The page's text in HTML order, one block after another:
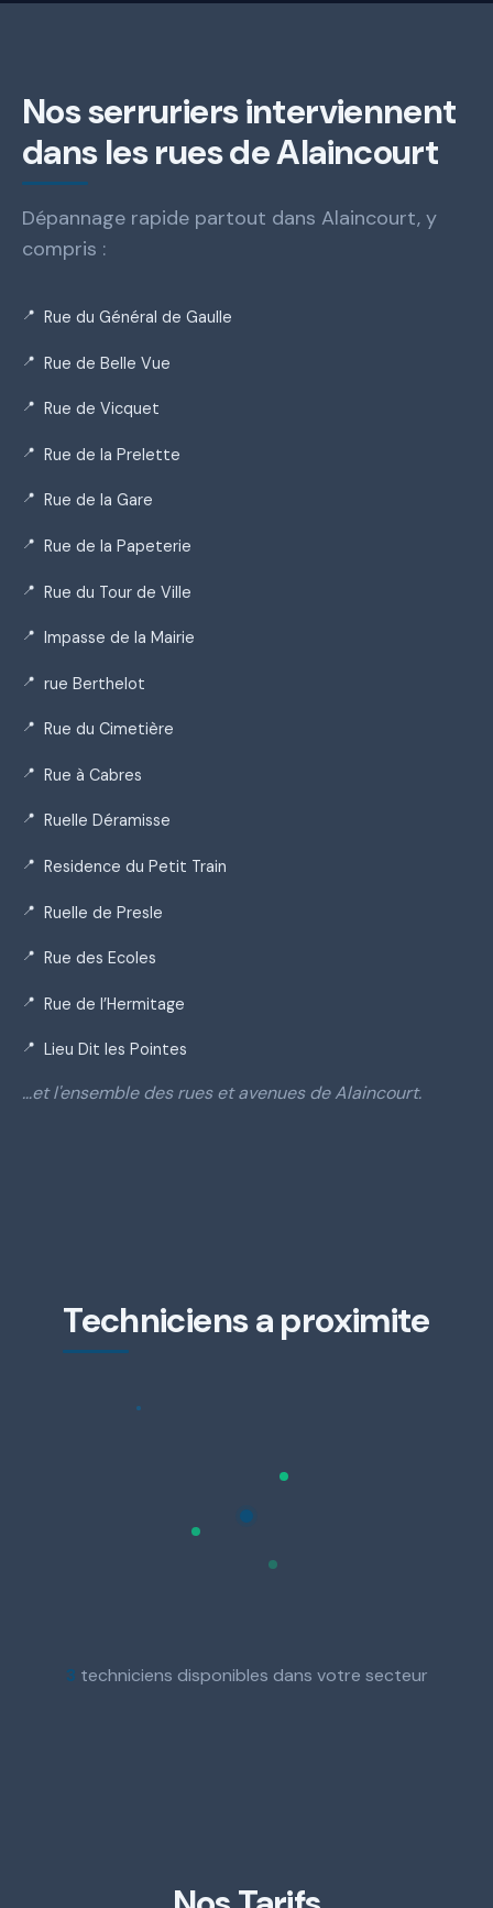
Nos serruriers interviennent
dans les rues de Alaincourt
Dépannage rapide partout dans Alaincourt, y
compris :
Rue du Général de Gaulle
Rue de Belle Vue
Rue de Vicquet
Rue de la Prelette
Rue de la Gare
Rue de la Papeterie
Rue du Tour de Ville
Impasse de la Mairie
rue Berthelot
Rue du Cimetière
Rue à Cabres
Ruelle Déramisse
Residence du Petit Train
Ruelle de Presle
Rue des Ecoles
Rue de l’Hermitage
Lieu Dit les Pointes
…et l'ensemble des rues et avenues de Alaincourt.
Techniciens a proximite
3 techniciens disponibles dans votre secteur